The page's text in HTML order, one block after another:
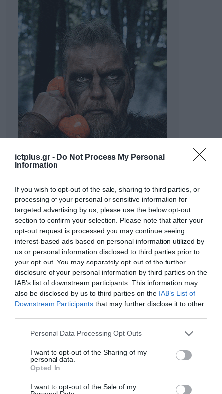
ictplus.gr - Do Not Process My Personal
Information
If you wish to opt-out of the sale, sharing to third parties, or
processing of your personal or sensitive information for
targeted advertising by us, please use the below opt-out
section to confirm your selection. Please note that after your
opt-out request is processed you may continue seeing
interest-based ads based on personal information utilized by
us or personal information disclosed to third parties prior to
your opt-out. You may separately opt-out of the further
disclosure of your personal information by third parties on the
IAB’s list of downstream participants. This information may
also be disclosed by us to third parties on the IAB’s List of
Downstream Participants that may further disclose it to other
Please note that this website/app uses one or more Google
not limited to your visit or usage behaviour. You may click to
grant or deny consent to Google and its third-party tags to
use your data for below specified purposes in below Google
consent section.
Personal Data Processing Opt Outs
I want to opt-out of the Sharing of my
personal data.
Opted In
I want to opt-out of the Sale of my
ΡΟΗ ΕΙΔΗΣΕΩΝ
Το χρηματοδοτούμενο
Gaming Police”
ενισχύει την ασφάλεια
των παιδιών στο
31.07.2026
ΑΑΔΕ: Διευκρινίσεις